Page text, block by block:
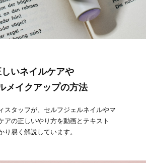
しいネイルケアや
メイクアップの方法
スタッフが、セルフジェルネイルやマ
アの正しいやり方を動画とテキスト
り易く解説しています。